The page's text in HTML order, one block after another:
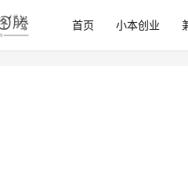
首页 小本创业